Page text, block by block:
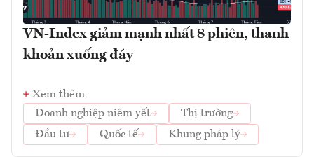
VN-Index giảm mạnh nhất 8 phiên, thanh
khoản xuống đáy
Xem thêm
Doanh nghiệp niêm yết
Thị trường
Đầu tư
Quốc tế Khung pháp lý